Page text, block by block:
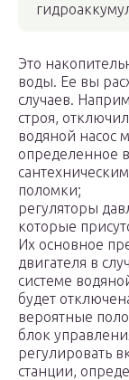
Это
воды. Ее вы
случаев.
строя,
водяной насос
определенное
поломки;
регуляторы
которые
Их основное
двигателя в
системе
будет
вероятные
блок
регулировать
станции,